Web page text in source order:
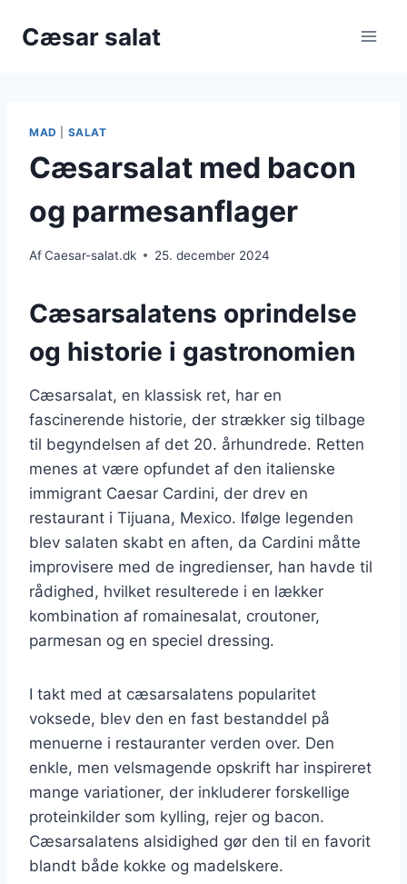
Cæsar salat
MAD SALAT
Cæsarsalat med bacon
og parmesanflager
AfCaesar-salat.dk 25. december 2024
Cæsarsalatens oprindelse
og historie i gastronomien
Cæsarsalat, en klassisk ret, har en
fascinerende historie, der strækker sig tilbage
til begyndelsen af det 20. århundrede. Retten
menes at være opfundet af den italienske
immigrant Caesar Cardini, der drev en
restaurant i Tijuana, Mexico. Ifølge legenden
blev salaten skabt en aften, da Cardini måtte
improvisere med de ingredienser, han havde til
rådighed, hvilket resulterede i en lækker
kombination af romainesalat, croutoner,
parmesan og en speciel dressing.
I takt med at cæsarsalatens popularitet
voksede, blev den en fast bestanddel på
menuerne i restauranter verden over. Den
enkle, men velsmagende opskrift har inspireret
mange variationer, der inkluderer forskellige
proteinkilder som kylling, rejer og bacon.
Cæsarsalatens alsidighed gør den til en favorit
blandt både kokke og madelskere.